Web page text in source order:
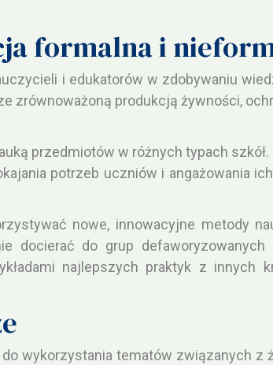
formalna i
i edukatorów w zdobywaniu
zrównoważoną produkcją żywności,
przedmiotów w różnych typach szkół.
potrzeb uczniów i angażowania
nowe, innowacyjne metody
docierać do grup defaworyzowanych
najlepszych praktyk z innych
wykorzystania tematów związanych z